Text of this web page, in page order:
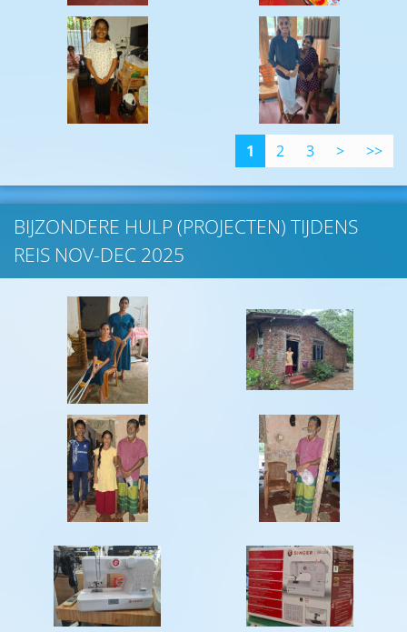
1 2 3 > >>
BIJZONDERE HULP (PROJECTEN) TIJDENS
REIS NOV-DEC 2025